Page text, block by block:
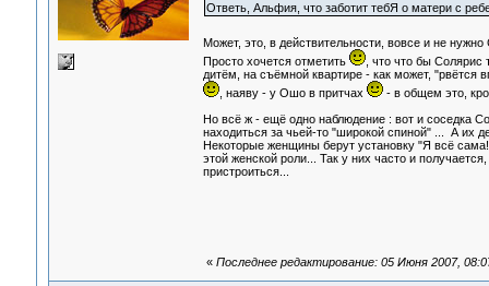
Ответь, Альфия, что заботит тебЯ о матери с
Может, это, в действительности, вовсе и не
Просто хочется отметить
, что что бы Солярис
дитём, на съёмной квартире - как может, "рвётся
, наяву - у Ошо в притчах
- в общем это,
Но всё ж - ещё одно наблюдение : вот и соседка
находиться за чьей-то "широкой спиной" ... А их
Некоторые женщины берут установку "Я всё
этой женской роли... Так у них часто и
пристроиться...
« Последнее редактирование: 05 Июня 2007,